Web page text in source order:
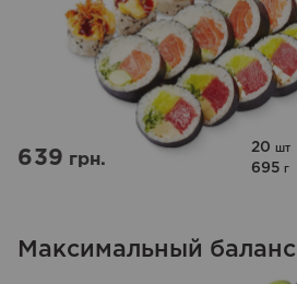
639грн.
20 шт
695 г
Максимальный баланс